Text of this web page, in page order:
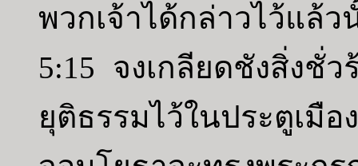
พวกเจ้าได้กล่าวไว้แล้ว
5:15 จงเกลียดชังสิ่งชั่
ยุติธรรมไว้ในประตูเมื